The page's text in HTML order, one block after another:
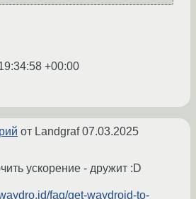
+00:00
от Landgraf07.03.2025
ускорение - дружит :D
faq/get-waydroid-to-